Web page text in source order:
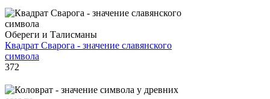
Обереги и Талисманы
Квадрат Сварога - значение славянского
символа
372